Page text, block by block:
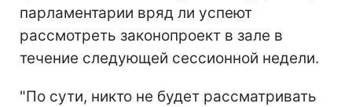
парламентарии вряд ли успеют
рассмотреть законопроект в зале в
течение следующей сессионной недели.
"По сути, никто не будет рассматривать